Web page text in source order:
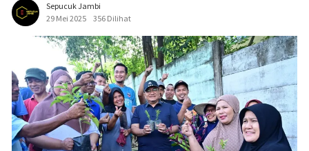
Sepucuk Jambi
29 Mei 2025
356 Dilihat